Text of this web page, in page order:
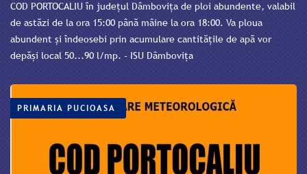
COD PORTOCALIU în județul Dâmbovița de ploi abundente, valabil
de astăzi de la ora 15:00 până mâine la ora 18:00. Va ploua
abundent și îndeosebi prin acumulare cantitățile de apă vor
depăși local 50...90 l/mp. - ISU Dâmbovița
PRIMARIA PUCIOASA